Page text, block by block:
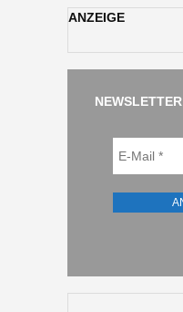
ANZEIGE
NEWSLETTER